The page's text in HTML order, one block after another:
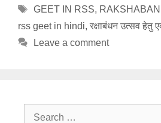
Tags
GEET IN RSS,
rss geet in hindi, रक्षाबंधन उत्सव हेतु
Leave a comment
Search